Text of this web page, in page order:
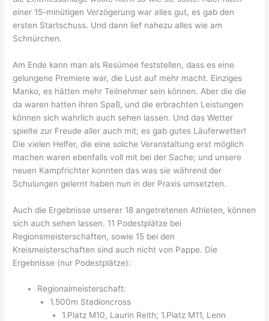
einer 15-minütigen Verzögerung war alles gut, es gab den
ersten Startschuss. Und dann lief nahezu alles wie am
Schnürchen.
Am Ende kann man als Resümee feststellen, dass es eine
gelungene Premiere war, die Lust auf mehr macht. Einziges
Manko, es hätten mehr Teilnehmer sein können. Aber die die
da waren hatten ihren Spaß, und die erbrachten Leistungen
können sich wahrlich auch sehen lassen. Und das Wetter
spielte zur Freude aller auch mit; es gab gutes Läuferwetter!
Die vielen Helfer, die eine solche Veranstaltung erst möglich
machen waren ebenfalls voll mit bei der Sache; und unsere
neuen Kampfrichter konnten das was sie während der
Schulungen gelernt haben nun in der Praxis umsetzten.
Auch die Ergebnisse unserer 18 angetretenen Athleten, können
sich auch sehen lassen. 11 Podestplätze bei
Regionsmeisterschaften, sowie 15 bei den
Kreismeisterschaften sind auch nicht von Pappe. Die
Ergebnisse (nur Podestplätze):
Regionalmeisterschaft:
1.500m Stadioncross
1.Platz M10, Laurin Reith; 1.Platz M11, Lenn